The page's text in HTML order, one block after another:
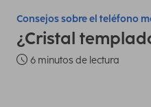
Consejos sobre el teléfono
¿Cristal
6 minutos de lectura